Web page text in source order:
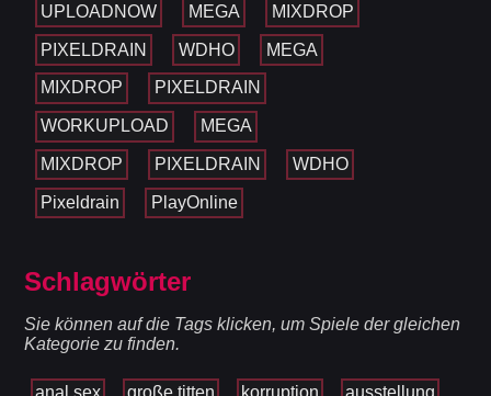
UPLOADNOW MEGA MIXDROP
PIXELDRAIN WDHO MEGA
MIXDROP PIXELDRAIN
WORKUPLOAD MEGA
MIXDROP PIXELDRAIN WDHO
Pixeldrain PlayOnline
Schlagwörter
Sie können auf die Tags klicken, um Spiele der gleichen
Kategorie zu finden.
anal sex große titten korruption ausstellung